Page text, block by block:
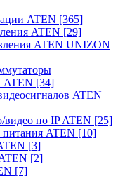
ATEN [365]
ATEN [29]
ATEN UNIZON
ATEN [34]
ATEN
видео по IP ATEN [25]
питания ATEN [10]
[3]
[2]
[7]